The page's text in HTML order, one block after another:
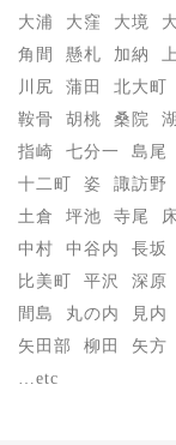
大浦
大窪 大境
角間
懸札 加納
川尻
蒲田 北大町
鞍骨
胡桃 桑院
指崎
七分一 島尾
十二町
姿 諏訪野
土倉
坪池 寺尾
中村
中谷内 長坂
比美町
平沢 深原
間島
丸の内 見内
矢田部
柳田 矢方
…etc